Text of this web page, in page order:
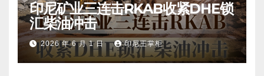
印尼矿业三连击RKAB收紧DHE锁
汇柴油冲击
2026 年 6 月 1 日 印尼王掌柜